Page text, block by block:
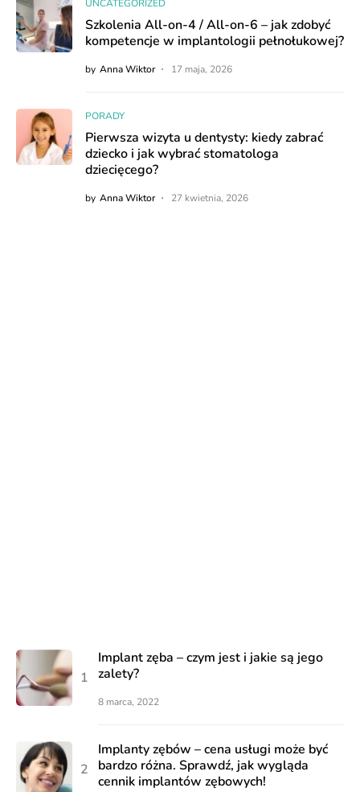
UNCATEGORIZED
Szkolenia All-on-4 / All-on-6 – jak zdobyć
kompetencje w implantologii pełnołukowej?
by Anna Wiktor 17 maja, 2026
PORADY
Pierwsza wizyta u dentysty: kiedy zabrać
dziecko i jak wybrać stomatologa
dziecięcego?
by Anna Wiktor 27 kwietnia, 2026
Implant zęba – czym jest i jakie są jego
zalety?
8 marca, 2022
Implanty zębów – cena usługi może być
bardzo różna. Sprawdź, jak wygląda
cennik implantów zębowych!